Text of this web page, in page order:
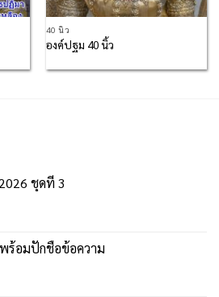
40 นิ้ว
องค์ปฐม 40 นิ้ว
ชุดที่ 3
ร้อมปักชื่อข้อความ